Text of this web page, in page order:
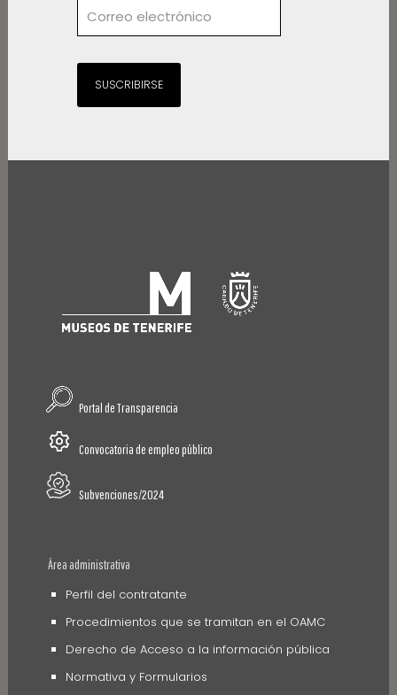
SUSCRIBIRSE
Portal de Transparencia
Convocatoria de empleo público
Subvenciones/2024
Área administrativa
Perfil del contratante
Procedimientos que se tramitan en el OAMC
Derecho de Acceso a la información pública
Normativa y Formularios